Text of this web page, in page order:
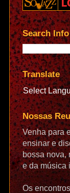
Search Info
Translate
Select
Nossas
Venha para
ensinar e
bossa nova,
e da música
Os